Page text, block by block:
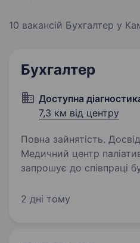
10 вакансій Бухгалтер у
Бухгалтер
Доступна
7,3 км від центру
Повна зайнятість.
Медичний центр
запрошує до співпраці
бухгалтерський облік,
2 дні тому